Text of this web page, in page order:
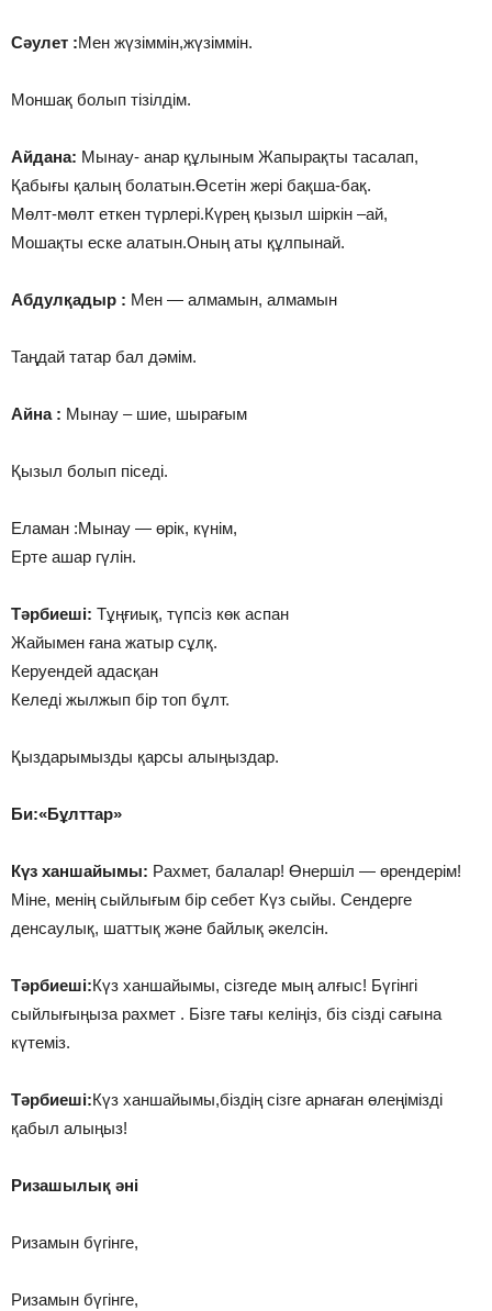
Сәулет :Мен жүзіммін,жүзіммін.
Моншақ болып тізілдім.
Айдана: Мынау- анар құлыным Жапырақты тасалап,
Қабығы қалың болатын.Өсетін жері бақша-бақ.
Мөлт-мөлт еткен түрлері.Күрең қызыл шіркін –ай,
Мошақты еске алатын.Оның аты құлпынай.
Абдулқадыр : Мен — алмамын, алмамын
Таңдай татар бал дәмім.
Айна : Мынау – шие, шырағым
Қызыл болып піседі.
Еламан :Мынау — өрік, күнім,
Ерте ашар гүлін.
Тәрбиеші: Тұңғиық, түпсіз көк аспан
Жайымен ғана жатыр сұлқ.
Керуендей адасқан
Келеді жылжып бір топ бұлт.
Қыздарымызды қарсы алыңыздар.
Би:«Бұлттар»
Күз ханшайымы: Рахмет, балалар! Өнершіл — өрендерім!
Міне, менің сыйлығым бір себет Күз сыйы. Сендерге
денсаулық, шаттық және байлық әкелсін.
Тәрбиеші:Күз ханшайымы, сізгеде мың алғыс! Бүгінгі
сыйлығыңыза рахмет . Бізге тағы келіңіз, біз сізді сағына
күтеміз.
Тәрбиеші:Күз ханшайымы,біздің сізге арнаған өлеңімізді
қабыл алыңыз!
Ризашылық әні
Ризамын бүгінге,
Ризамын бүгінге,